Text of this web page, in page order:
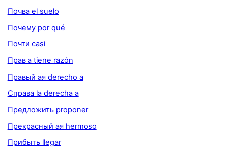
Почва el suelo
Почему por qué
Почти casi
Прав а tiene razón
Правый ая derecho a
Справа la derecha a
Предложить proponer
Прекрасный ая hermoso
Прибыть llegar